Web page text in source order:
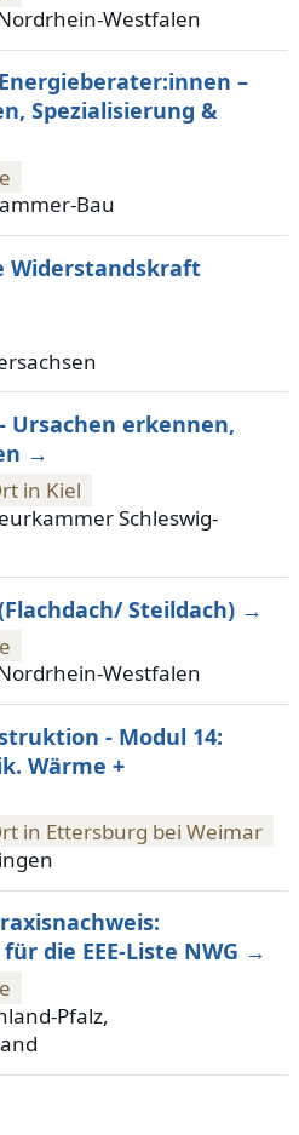
Westfalen
–
Spezialisierung &
Bau
Widerstandskraft
Ursachen erkennen,
in Kiel
Schleswig-
Steildach)
Westfalen
- Modul 14:
Wärme +
in Ettersburg bei Weimar
die EEE-Liste NWG
Pfalz,